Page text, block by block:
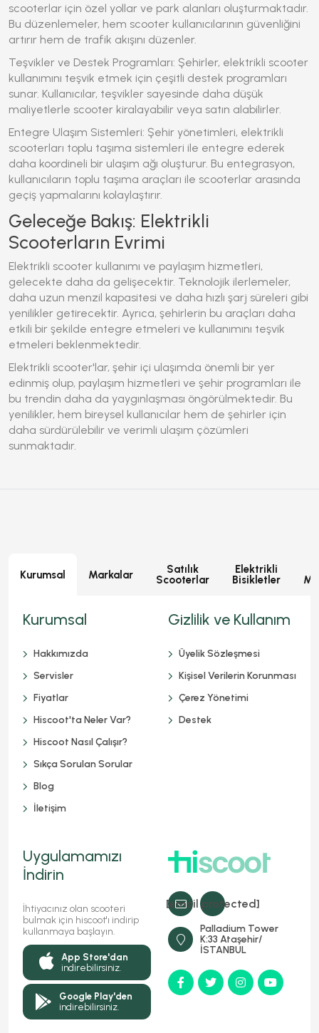
scooterlar için özel yollar ve park alanları oluşturmaktadır.
Bu düzenlemeler, hem scooter kullanıcılarının güvenliğini
artırır hem de trafik akışını düzenler.
Teşvikler ve Destek Programları: Şehirler, elektrikli scooter
kullanımını teşvik etmek için çeşitli destek programları
sunar. Kullanıcılar, teşvikler sayesinde daha düşük
maliyetlerle scooter kiralayabilir veya satın alabilirler.
Entegre Ulaşım Sistemleri: Şehir yönetimleri, elektrikli
scooterları toplu taşıma sistemleri ile entegre ederek
daha koordineli bir ulaşım ağı oluşturur. Bu entegrasyon,
kullanıcıların toplu taşıma araçları ile scooterlar arasında
geçiş yapmalarını kolaylaştırır.
Geleceğe Bakış: Elektrikli
Scooterların Evrimi
Elektrikli scooter kullanımı ve paylaşım hizmetleri,
gelecekte daha da gelişecektir. Teknolojik ilerlemeler,
daha uzun menzil kapasitesi ve daha hızlı şarj süreleri gibi
yenilikler getirecektir. Ayrıca, şehirlerin bu araçları daha
etkili bir şekilde entegre etmeleri ve kullanımını teşvik
etmeleri beklenmektedir.
Elektrikli scooter'lar, şehir içi ulaşımda önemli bir yer
edinmiş olup, paylaşım hizmetleri ve şehir programları ile
bu trendin daha da yaygınlaşması öngörülmektedir. Bu
yenilikler, hem bireysel kullanıcılar hem de şehirler için
daha sürdürülebilir ve verimli ulaşım çözümleri
sunmaktadır.
Kurumsal Markalar
Satılık
Scooterlar
Elektrikli
Bisikletler
[email protected]
Palladium Tower
K:33 Ataşehir/
İSTANBUL
Kurumsal
Hakkımızda
Servisler
Fiyatlar
Hiscoot'ta Neler Var?
Hiscoot Nasıl Çalışır?
Sıkça Sorulan Sorular
Blog
İletişim
Gizlilik ve Kullanım
Üyelik Sözleşmesi
Kişisel Verilerin Korunması
Çerez Yönetimi
Destek
Uygulamamızı
İndirin
İhtiyacınız olan scooteri
bulmak için hiscoot'ı indirip
kullanmaya başlayın.
App Store'dan
indirebilirsiniz.
Google Play'den
indirebilirsiniz.